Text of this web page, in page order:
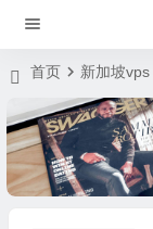
首页 新加坡vps